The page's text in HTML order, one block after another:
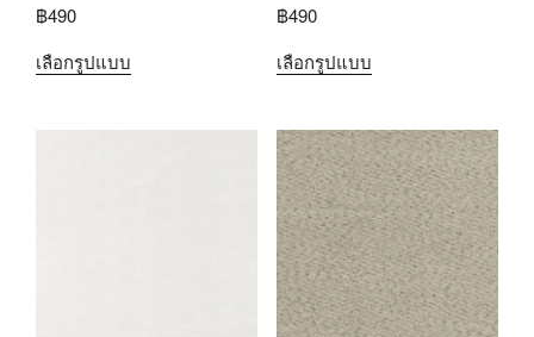
฿490
เลือกรูปแบบ
฿490
เลือกรูปแบบ